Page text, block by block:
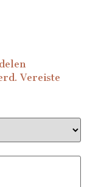
Vereiste